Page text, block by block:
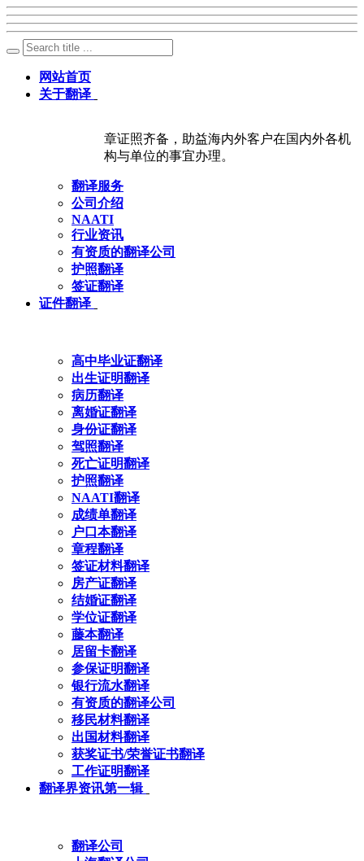
网站首页
关于翻译
章证照齐备，助益海内外客户在国内外各机
构与单位的事宜办理。
翻译服务
公司介绍
NAATI
行业资讯
有资质的翻译公司
护照翻译
签证翻译
证件翻译
高中毕业证翻译
出生证明翻译
病历翻译
离婚证翻译
身份证翻译
驾照翻译
死亡证明翻译
护照翻译
NAATI翻译
成绩单翻译
户口本翻译
章程翻译
签证材料翻译
房产证翻译
结婚证翻译
学位证翻译
藤本翻译
居留卡翻译
参保证明翻译
银行流水翻译
有资质的翻译公司
移民材料翻译
出国材料翻译
获奖证书/荣誉证书翻译
工作证明翻译
翻译界资讯第一辑
翻译公司